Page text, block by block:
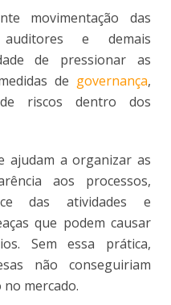
movimentação das
auditores e demais
de pressionar as
de governança,
riscos dentro dos
ajudam a organizar as
aos processos,
das atividades e
que podem causar
Sem essa prática,
não conseguiriam
mercado.